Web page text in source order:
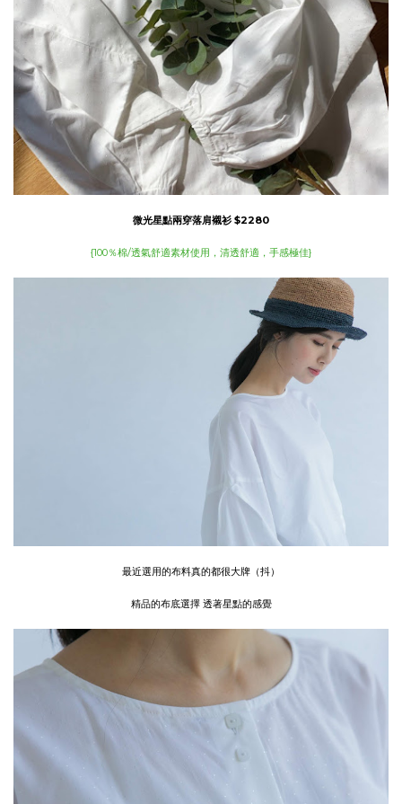
微光星點兩穿落肩襯衫 $2280
{100％棉/透氣舒適素材使用，清透舒適，手感極佳}
最近選用的布料真的都很大牌（抖）
精品的布底選擇 透著星點的感覺